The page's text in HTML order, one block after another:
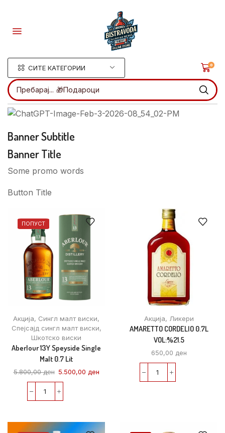
СИТЕ КАТЕГОРИИ
Пребарај... 🎁Подароци
0
Banner Subtitle
Banner Title
Some promo words
Button Title
ПОПУСТ
Акција, Сингл малт виски,
Спејсајд сингл малт виски,
Шкотско виски
Aberlour 13Y Speyside Single
Malt 0.7 Lit
5.800,00ден 5.500,00 ден
Акција, Ликери
AMARETTO CORDELIO 0.7L
VOL:%21.5
650,00 ден